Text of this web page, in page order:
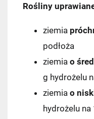
Rośliny
ziemia
podłoża
ziemia o
g hydrożelu
ziemia o
hydrożelu na